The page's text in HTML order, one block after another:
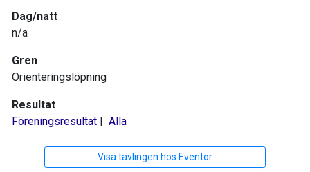
Dag/natt
n/a
Gren
Orienteringslöpning
Resultat
Föreningsresultat | Alla
Visa tävlingen hos Eventor